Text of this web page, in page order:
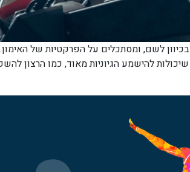
לשם, ומסתכלים על הפרקטיות של
להישמע הגיוניות מאוד, כמו הרצון